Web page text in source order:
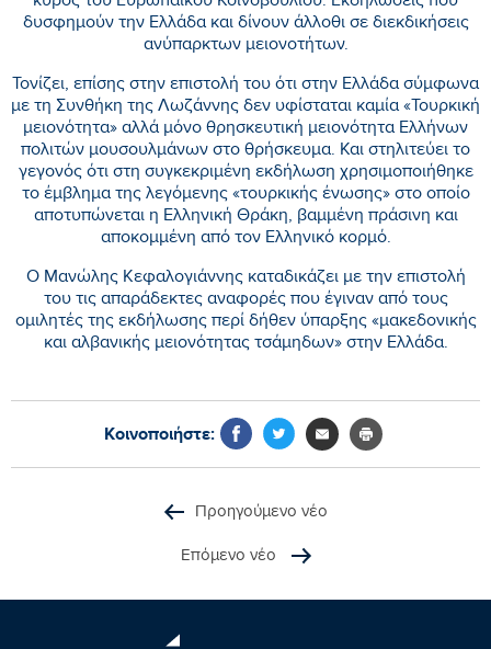
δυσφημούν την Ελλάδα και δίνουν άλλοθι σε διεκδικήσεις
ανύπαρκτων μειονοτήτων.
Τονίζει, επίσης στην επιστολή του ότι στην Ελλάδα σύμφωνα
με τη Συνθήκη της Λωζάννης δεν υφίσταται καμία «Τουρκική
μειονότητα» αλλά μόνο θρησκευτική μειονότητα Ελλήνων
πολιτών μουσουλμάνων στο θρήσκευμα. Και στηλιτεύει το
γεγονός ότι στη συγκεκριμένη εκδήλωση χρησιμοποιήθηκε
το έμβλημα της λεγόμενης «τουρκικής ένωσης» στο οποίο
αποτυπώνεται η Ελληνική Θράκη, βαμμένη πράσινη και
αποκομμένη από τον Ελληνικό κορμό.
Ο Μανώλης Κεφαλογιάννης καταδικάζει με την επιστολή
του τις απαράδεκτες αναφορές που έγιναν από τους
ομιλητές της εκδήλωσης περί δήθεν ύπαρξης «μακεδονικής
και αλβανικής μειονότητας τσάμηδων» στην Ελλάδα.
Κοινοποιήστε:
Προηγούμενο νέο
Επόμενο νέο